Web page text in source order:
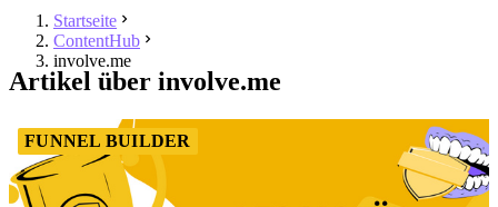
Startseite
ContentHub
involve.me
Artikel über involve.me
FUNNEL BUILDER